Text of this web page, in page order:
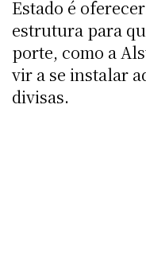
Estado é
estrutura para
porte, como a
vir a se instalar
divisas.